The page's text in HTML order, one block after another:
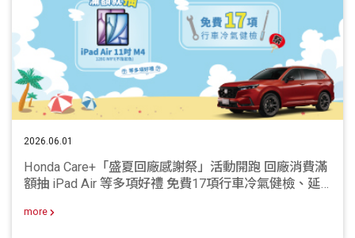
2026.06.01
Honda Care+「盛夏回廠感謝祭」活動開跑 回廠消費滿
額抽 iPad Air 等多項好禮 免費17項行車冷氣健檢、延
more